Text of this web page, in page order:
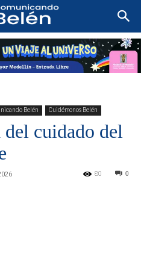
Belén Cuidémonos Belén
cuidado del
0
80